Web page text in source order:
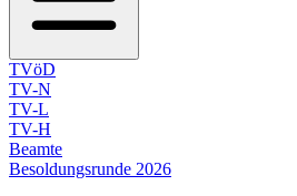
TVöD
TV-N
TV-L
TV-H
Beamte
Besoldungsrunde 2026